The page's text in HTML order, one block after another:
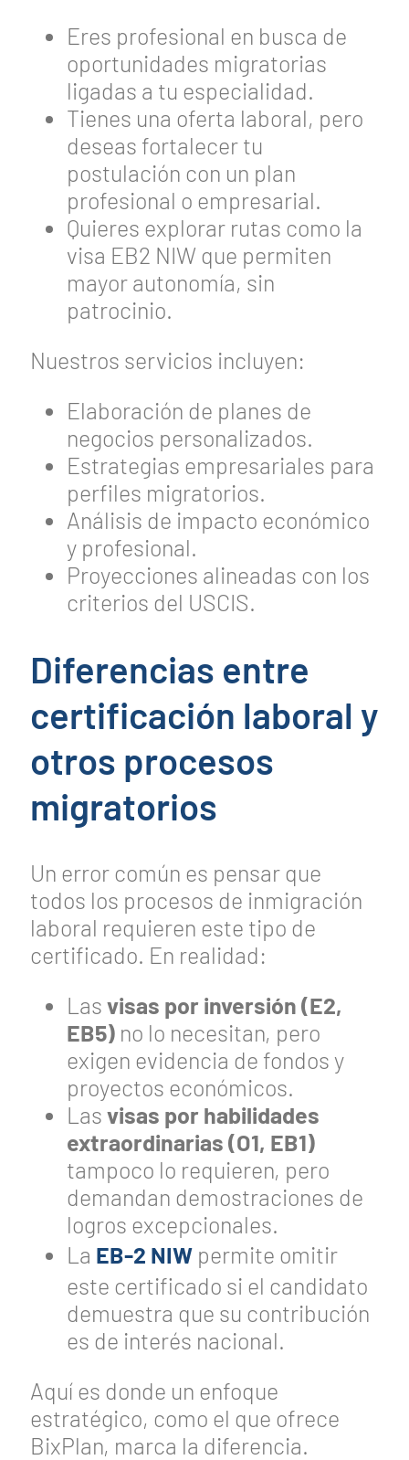
Eres profesional en busca de
oportunidades migratorias
ligadas a tu especialidad.
Tienes una oferta laboral, pero
deseas fortalecer tu
postulación con un plan
profesional o empresarial.
Quieres explorar rutas como la
visa EB2 NIW que permiten
mayor autonomía, sin
patrocinio.
Nuestros servicios incluyen:
Elaboración de planes de
negocios personalizados.
Estrategias empresariales para
perfiles migratorios.
Análisis de impacto económico
y profesional.
Proyecciones alineadas con los
criterios del USCIS.
Diferencias entre
certificación laboral y
otros procesos
migratorios
Un error común es pensar que
todos los procesos de inmigración
laboral requieren este tipo de
certificado. En realidad:
Las visas por inversión (E2,
EB5) no lo necesitan, pero
exigen evidencia de fondos y
proyectos económicos.
Las visas por habilidades
extraordinarias (O1, EB1)
tampoco lo requieren, pero
demandan demostraciones de
logros excepcionales.
La EB-2 NIW permite omitir
este certificado si el candidato
demuestra que su contribución
es de interés nacional.
Aquí es donde un enfoque
estratégico, como el que ofrece
BixPlan, marca la diferencia.